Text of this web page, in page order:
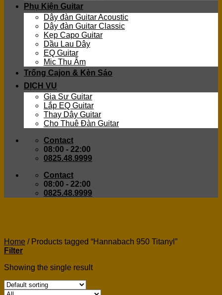
Phụ Kiện Guitar
Dây đàn Guitar Acoustic
Dây đàn Guitar Classic
Kẹp Capo Guitar
Dầu Lau Dây
EQ Guitar
Mic Thu Âm
Trống Cajon & Kèn Sáo
DỊCH VỤ
Gia Sư Guitar
Lắp EQ Guitar
Thay Dây Guitar
Cho Thuê Đàn Guitar
Contact
08:00 - 22:00
0825.48.9999
Contact
08:00 - 22:00
0825.48.9999
Home /Products tagged “Hannabach 950 Titanyl”
Filter
Showing the single result